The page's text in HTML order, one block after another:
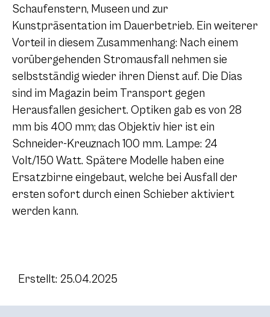
Schaufenstern, Museen und zur
Kunstpräsentation im Dauerbetrieb. Ein weiterer
Vorteil in diesem Zusammenhang: Nach einem
vorübergehenden Stromausfall nehmen sie
selbstständig wieder ihren Dienst auf. Die Dias
sind im Magazin beim Transport gegen
Herausfallen gesichert. Optiken gab es von 28
mm bis 400 mm; das Objektiv hier ist ein
Schneider-Kreuznach 100 mm. Lampe: 24
Volt/150 Watt. Spätere Modelle haben eine
Ersatzbirne eingebaut, welche bei Ausfall der
ersten sofort durch einen Schieber aktiviert
werden kann.
Erstellt: 25.04.2025